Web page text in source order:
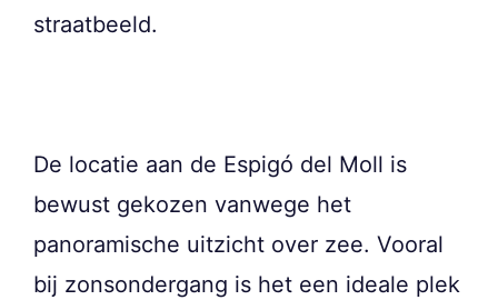
straatbeeld.
De locatie aan de Espigó del Moll is
bewust gekozen vanwege het
panoramische uitzicht over zee. Vooral
bij zonsondergang is het een ideale plek